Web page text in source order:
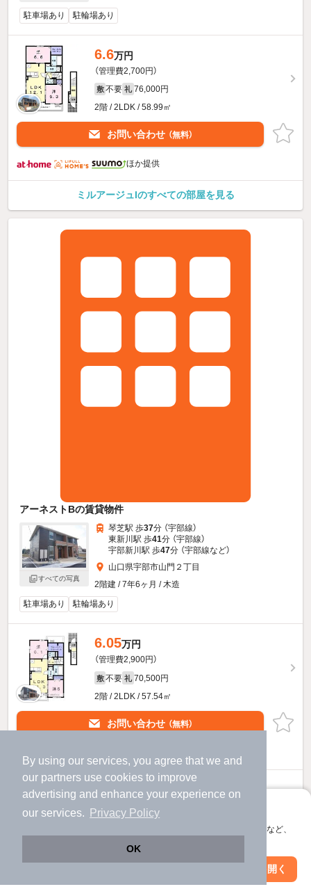
By using our services, you agree that we and
our partners use cookies to improve
advertising and enhance your experience on
our services.
Privacy Policy
OK
アプリに切り替えて、サクサクお部屋探し
会員登録なしですぐ使える。マップ検索やお気に入り保存など、
アプリを開く
駐車場あり 駐輪場あり
6.6万円
（管理費2,700円）
敷 不要 礼 76,000円
2階 / 2LDK / 58.99㎡
お問い合わせ （無料）
ほか提供
ミルアージュIのすべての部屋を見る
アーネストBの賃貸物件
すべての写真
琴芝駅 歩37分 （宇部線）
東新川駅 歩41分 （宇部線）
宇部新川駅 歩47分 （宇部線など）
山口県宇部市山門２丁目
2階建 / 7年6ヶ月 / 木造
駐車場あり
駐輪場あり
6.05万円
（管理費2,900円）
敷 不要 礼 70,500円
2階 / 2LDK / 57.54㎡
お問い合わせ （無料）
アーネストBのすべての部屋を見る
他の人はこんな条件で絞り込んでいます！
絞り込み条件を変更